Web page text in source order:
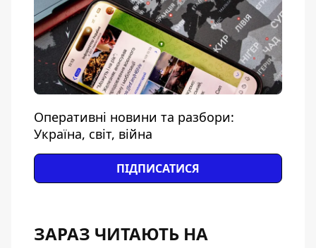
Оперативні новини та разбори:
Україна, світ, війна
ПІДПИСАТИСЯ
ЗАРАЗ ЧИТАЮТЬ НА